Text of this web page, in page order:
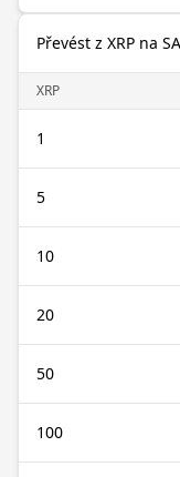
Převést z XRP na
XRP
1
5
10
20
50
100